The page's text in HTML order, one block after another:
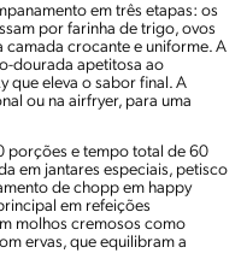
em três etapas: os
por farinha de trigo, ovos
camada crocante e uniforme. A
dourada apetitosa ao
que eleva o sabor final. A
ou na airfryer, para uma
porções e tempo total de 60
em jantares especiais, petisco
de chopp em happy
em refeições
molhos cremosos como
ervas, que equilibram a